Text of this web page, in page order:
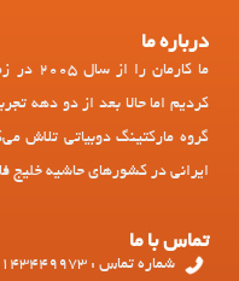
درباره ما
ما
کردیم اما حالا بعد از دو دهه
گروه مارکتینگ دوبیاتی تلاش
ایرانی در کشورهای حاشیه خلیج
تماس با ما
شماره تماس : 97143449973+